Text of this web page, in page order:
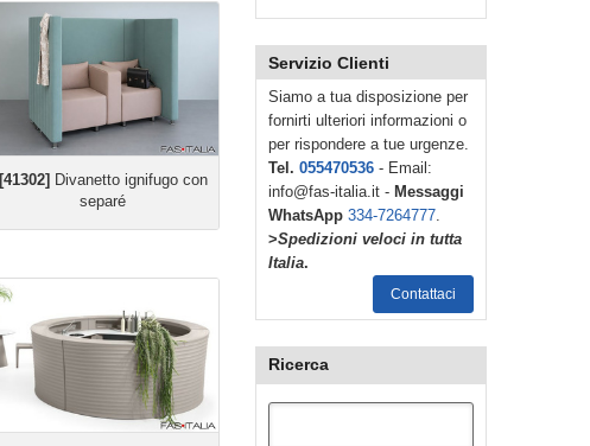
[41302] Divanetto ignifugo con
separé
Servizio Clienti
Siamo a tua disposizione per
fornirti ulteriori informazioni o
per rispondere a tue urgenze.
Tel. 055470536 - Email:
info@fas-italia.it - Messaggi
WhatsApp 334-7264777.
>Spedizioni veloci in tutta
Italia.
Contattaci
Ricerca